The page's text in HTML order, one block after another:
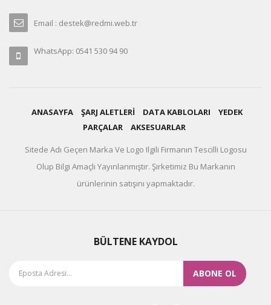
Email : destek@redmi.web.tr
WhatsApp: 0541 530 94 90
ANASAYFA ŞARJ ALETLERİ DATA KABLOLARI
YEDEK
PARÇALAR
AKSESUARLAR
Sitede Adı Geçen Marka Ve Logo Ilgili Firmanın Tescilli Logosu
Olup Bilgi Amaçlı Yayınlanmıştır. Şirketimiz Bu Markanın
ürünlerinin satışını yapmaktadır.
BÜLTENE KAYDOL
ABONE OL